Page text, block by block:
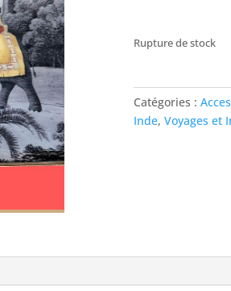
Rupture de stock
Catégories :
Inde, Voyages et